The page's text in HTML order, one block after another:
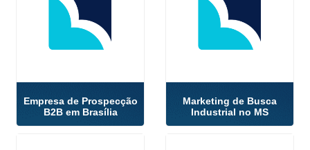
Empresa de Prospecção
B2B em Brasília
Marketing de Busca
Industrial no MS